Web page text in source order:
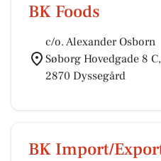
BK Foods
c/o. Alexander Osborn
Søborg Hovedgade 8
2870 Dyssegård
BK Import/